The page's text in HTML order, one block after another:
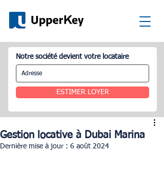
Notre société devient votre locataire
ESTIMER LOYER
Gestion locative à Dubai Marina
Dernière mise à jour : 6 août 2024